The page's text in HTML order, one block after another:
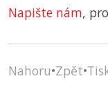
Napište nám,
Nahoru•Zpět•